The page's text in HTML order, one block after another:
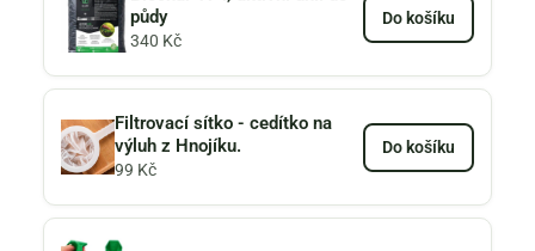
půdy
340 Kč
Do košíku
Filtrovací sítko - cedítko na
výluh z Hnojíku.
99 Kč
Do košíku